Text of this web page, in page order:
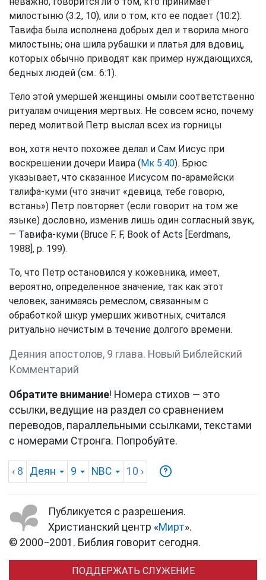
милостыню (3:2, 10), или о том, кто ее подает (10:2).
Тавифа была исполнена добрых дел и творила много
милостынь; она шила рубашки и платья для вдовиц,
которых обычно приводят как пример нуждающихся,
бедных людей (см.: 6:1).
Тело этой умершей женщины омыли соответственно
ритуалам очищения мертвых. Не совсем ясно, почему
перед молитвой Петр выслал всех из горницы
вон, хотя нечто похожее делал и Сам Иисус при
воскрешении дочери Иаира (Мк 5:40). Брюс
указывает, что сказанное Иисусом по-арамейски
талифа-куми (что значит «девица, тебе говорю,
встань») Петр повторяет (если говорит на том же
языке) дословно, изменив лишь один согласный звук,
— Тавифа-куми (Bruce F. F, Book of Acts [Eerdmans,
1988], p. 199).
To, что Петр остановился у кожевника, имеет,
вероятно, определенное значение, так как этот
человек, занимаясь ремеслом, связанным с
обработкой шкур умерших животных, считался
ритуально нечистым в течение долгого времени.
Деяния апостолов, 9 глава. Новый Библейский
Комментарий
Обратите внимание! Номера стихов — это
ссылки, ведущие на раздел со сравнением
переводов, параллельными ссылками, текстами
с номерами Стронга. Попробуйте.
‹ 8 Деян 9 NBC 10 ›
Публикуется с разрешения.
Христианский центр «Мирт».
© 2000−2001. Библия говорит сегодня.
ПОДДЕРЖАТЬ СЛУЖЕНИЕ